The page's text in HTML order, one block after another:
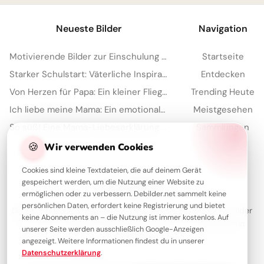
🍪 Wir verwenden Cookies
Cookies sind kleine Textdateien, die auf deinem Gerät
gespeichert werden, um die Nutzung einer Website zu
ermöglichen oder zu verbessern. Debilder.net sammelt keine
persönlichen Daten, erfordert keine Registrierung und bietet
keine Abonnements an – die Nutzung ist immer kostenlos. Auf
unserer Seite werden ausschließlich Google-Anzeigen
angezeigt. Weitere Informationen findest du in unserer
Datenschutzerklärung.
Neueste Bilder
Motivierende Bilder zur Einschulung mit Familienliebe – Herzlich für WhatsApp
Starker Schulstart: Väterliche Inspiration für Instagram
Von Herzen für Papa: Ein kleiner Fliegergruß zum Teilen via WhatsApp
Ich liebe meine Mama: Ein emotionaler Schulstart-Gruß für WhatsApp!
Navigation
Startseite
Entdecken
Trending Heute
Meistgesehen
Sammlungen
Über Debilder
Debilder ist deine Plattform für die schönsten Grüße und Bilder
zum Teilen. Entdecke unsere Sammlung und verschenke ein
Lächeln!